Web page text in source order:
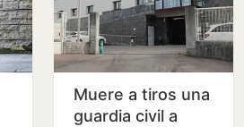
Muere a tiros una
guardia civil a